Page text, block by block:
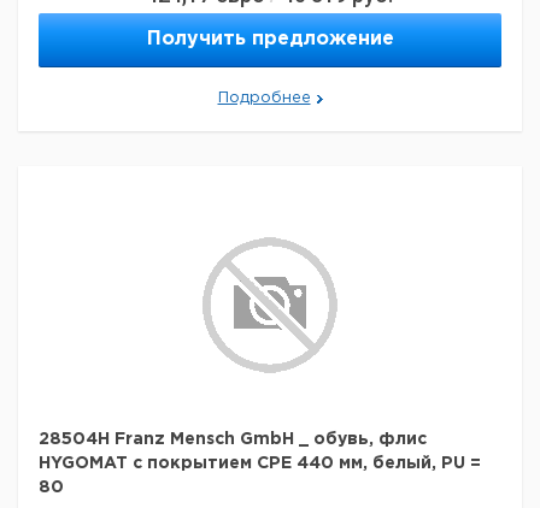
Получить предложение
Подробнее
28504H Franz Mensch GmbH _ обувь, флис
HYGOMAT с покрытием CPE 440 мм, белый, PU =
80